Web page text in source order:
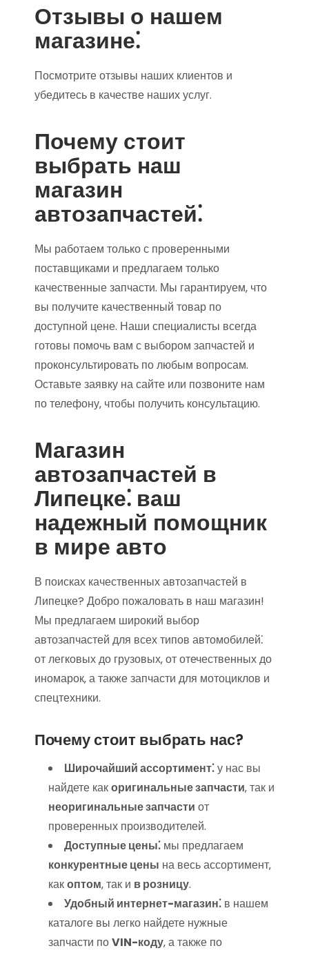
Отзывы о нашем
магазине⁚
Посмотрите отзывы наших клиентов и
убедитесь в качестве наших услуг.
Почему стоит
выбрать наш
магазин
автозапчастей⁚
Мы работаем только с проверенными
поставщиками и предлагаем только
качественные запчасти. Мы гарантируем‚ что
вы получите качественный товар по
доступной цене. Наши специалисты всегда
готовы помочь вам с выбором запчастей и
проконсультировать по любым вопросам.
Оставьте заявку на сайте или позвоните нам
по телефону‚ чтобы получить консультацию.
Магазин
автозапчастей в
Липецке⁚ ваш
надежный помощник
в мире авто
В поисках качественных автозапчастей в
Липецке? Добро пожаловать в наш магазин!
Мы предлагаем широкий выбор
автозапчастей для всех типов автомобилей⁚
от легковых до грузовых‚ от отечественных до
иномарок‚ а также запчасти для мотоциклов и
спецтехники.
Почему стоит выбрать нас?
Широчайший ассортимент⁚у нас вы
найдете какоригинальные запчасти‚ так и
неоригинальные запчасти от
проверенных производителей.
Доступные цены⁚ мы предлагаем
конкурентные цены на весь ассортимент‚
какоптом‚ так и в розницу.
Удобный интернет-магазин⁚ в нашем
каталоге вы легко найдете нужные
запчасти поVIN-коду‚ а также по